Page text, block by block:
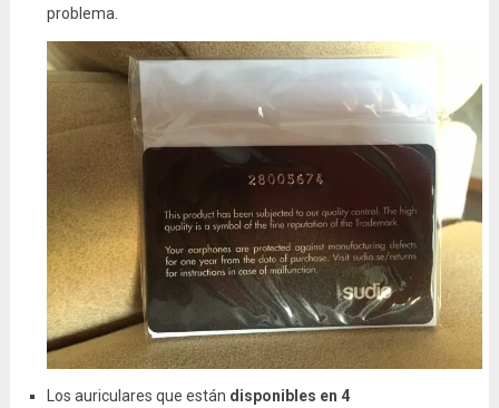
problema.
Los auriculares que están disponibles en 4